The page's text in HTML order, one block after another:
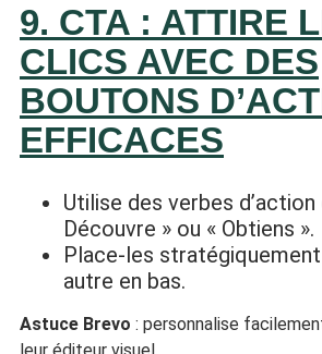
9. CTA : ATTIRE
CLICS AVEC DES
BOUTONS
EFFICACES
Utilise des verbes
Découvre » ou « Obtiens ».
Place-les stratégiquement
autre en bas.
Astuce Brevo : personnalise